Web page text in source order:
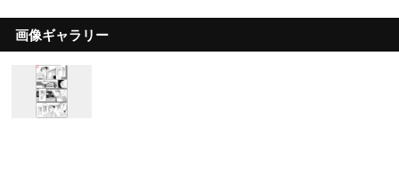
画像ギャラリー